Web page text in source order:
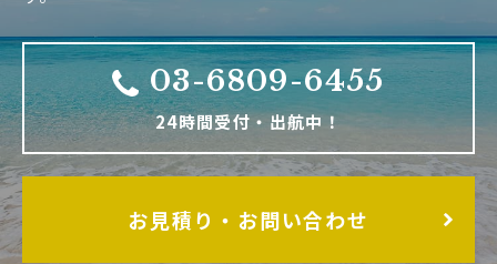
03-6809-6455
24時間受付・出航中！
お見積り・お問い合わせ